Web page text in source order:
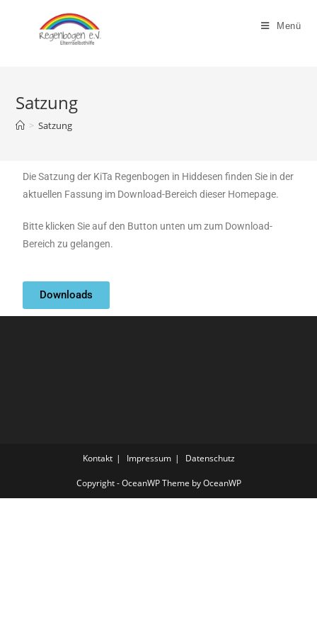
Menü
Satzung
> Satzung
Die Satzung der KiTa Regenbogen in Hiddesen finden Sie in der
aktuellen Fassung im Download-Bereich dieser Homepage.
Bitte klicken Sie auf den Button unten um zum Download-
Bereich zu gelangen.
Downloads
Kontakt Impressum Datenschutz
Copyright - OceanWP Theme by OceanWP